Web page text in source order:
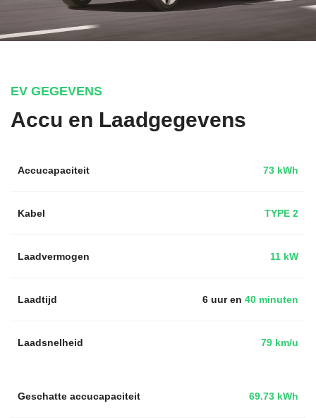
EV GEGEVENS
Accu en Laadgegevens
Accucapaciteit 73 kWh
Kabel TYPE 2
Laadvermogen 11 kW
Laadtijd 6 uur en 40 minuten
Laadsnelheid 79 km/u
69.73 kWh
Geschatte accucapaciteit